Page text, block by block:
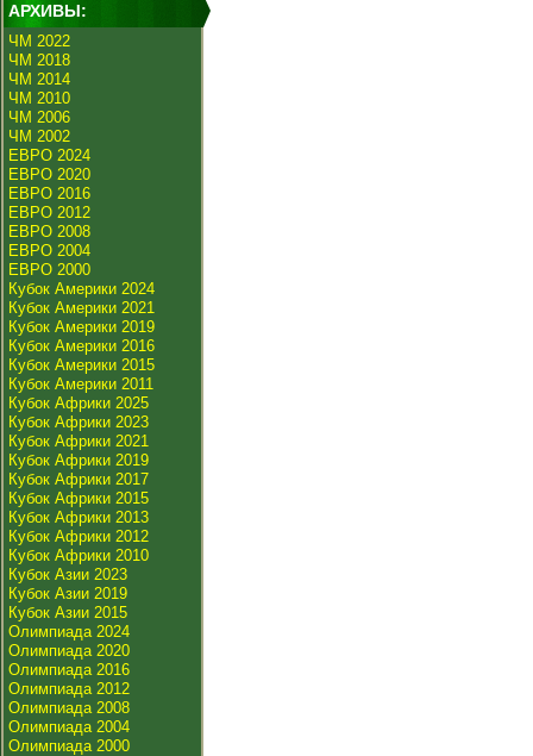
АРХИВЫ:
ЧМ 2022
ЧМ 2018
ЧМ 2014
ЧМ 2010
ЧМ 2006
ЧМ 2002
ЕВРО 2024
ЕВРО 2020
ЕВРО 2016
ЕВРО 2012
ЕВРО 2008
ЕВРО 2004
ЕВРО 2000
Кубок Америки 2024
Кубок Америки 2021
Кубок Америки 2019
Кубок Америки 2016
Кубок Америки 2015
Кубок Америки 2011
Кубок Африки 2025
Кубок Африки 2023
Кубок Африки 2021
Кубок Африки 2019
Кубок Африки 2017
Кубок Африки 2015
Кубок Африки 2013
Кубок Африки 2012
Кубок Африки 2010
Кубок Азии 2023
Кубок Азии 2019
Кубок Азии 2015
Олимпиада 2024
Олимпиада 2020
Олимпиада 2016
Олимпиада 2012
Олимпиада 2008
Олимпиада 2004
Олимпиада 2000